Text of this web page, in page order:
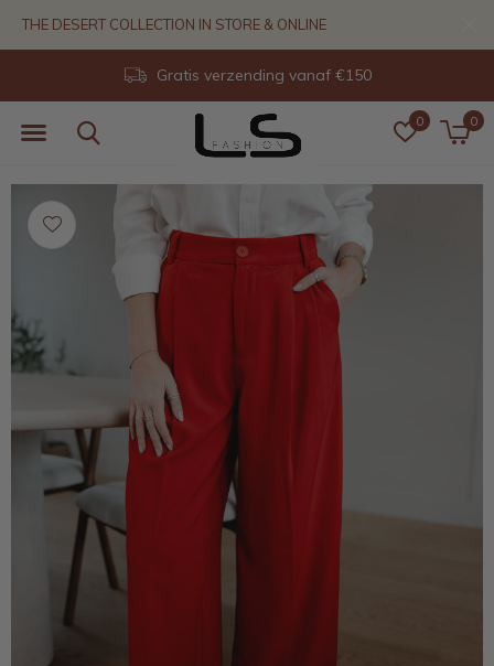
0 0
Gratis verzending vanaf €150
THE DESERT COLLECTION IN STORE & ONLINE